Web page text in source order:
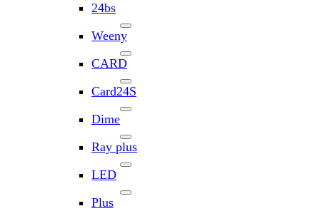
24bs
Weeny
CARD
Card24S
Dime
Ray plus
LED
Plus